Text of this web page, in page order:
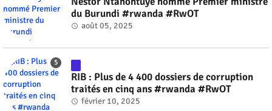
du Burundi #rwanda #RwOT
août 05, 2025
RIB : Plus de 4 400 dossiers de corruption
traités en cinq ans #rwanda #RwOT
février 10, 2025